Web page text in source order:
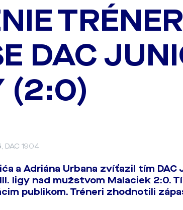
DAC
(2:0)
, DAC 1904
a Adriána Urbana zvíťazil tím DAC
ligy nad mužstvom Malaciek 2:0.
publikom. Tréneri zhodnotili